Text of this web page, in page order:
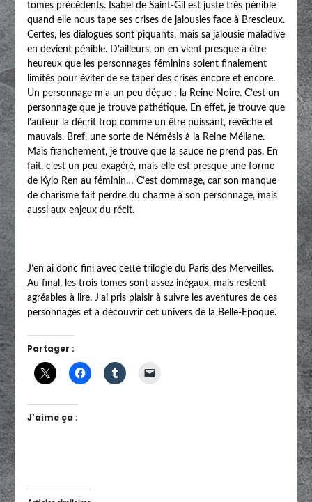
tomes précédents. Isabel de Saint-Gil est juste très pénible
quand elle nous tape ses crises de jalousies face à Brescieux.
Certes, les dialogues sont piquants, mais sa jalousie maladive
en devient pénible. D’ailleurs, on en vient presque à être
heureux que les personnages féminins soient finalement
limités pour éviter de se taper des crises encore et encore.
Un personnage m’a un peu déçue : la Reine Noire. C’est un
personnage que je trouve pathétique. En effet, je trouve que
l’auteur la décrit trop comme un être puissant, revêche et
mauvais. Bref, une sorte de Némésis à la Reine Méliane.
Mais franchement, je trouve que la sauce ne prend pas. En
fait, c’est un peu exagéré, mais elle est presque une forme
de Kylo Ren au féminin… C’est dommage, car son manque
de charisme fait perdre du charme à son personnage, mais
aussi aux enjeux du récit.
J’en ai donc fini avec cette trilogie du Paris des Merveilles.
Au final, les trois tomes sont assez inégaux, mais restent
agréables à lire. J’ai pris plaisir à suivre les aventures de ces
personnages et à découvrir cet univers de la Belle-Epoque.
Partager :
J’aime ça :